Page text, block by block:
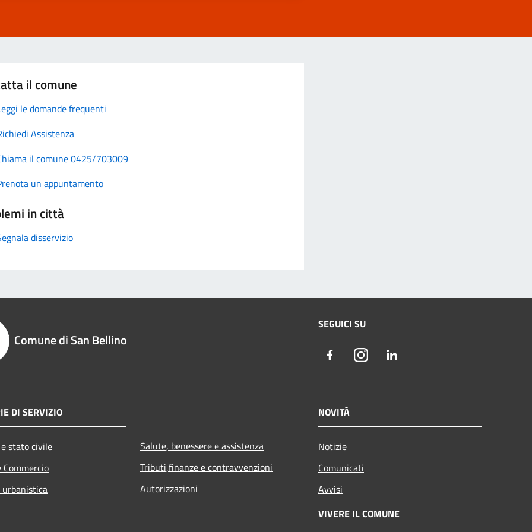
il comune
le domande frequenti
Assistenza
il comune 0425/703009
un appuntamento
in città
disservizio
Comune di San Bellino
SEGUICI SU
FacebookInstagram
DI SERVIZIO
stato civile
Commercio
urbanistica
Salute, benessere e assistenza
Tributi,finanze e contravvenzioni
Autorizzazioni
NOVITÀ
Notizie
Comunicati
Avvisi
VIVERE IL COMUNE